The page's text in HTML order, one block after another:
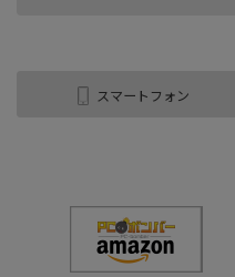
スマートフォン